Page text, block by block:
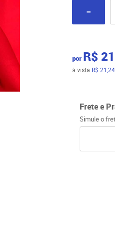
por R$
à vista R$ 21,24
Frete e
Simule o